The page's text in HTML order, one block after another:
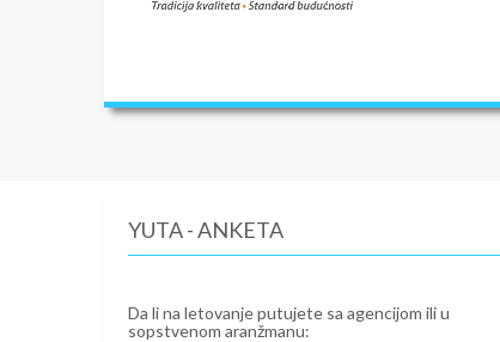
YUTA - ANKETA
Da li na letovanje putujete sa agencijom ili u
sopstvenom aranžmanu: